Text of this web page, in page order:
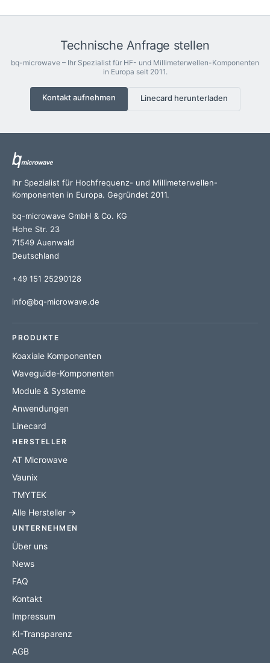
Technische Anfrage stellen
bq-microwave – Ihr Spezialist für HF- und Millimeterwellen-Komponenten
in Europa seit 2011.
Kontakt aufnehmen Linecard herunterladen
Ihr Spezialist für Hochfrequenz- und Millimeterwellen-
Komponenten in Europa. Gegründet 2011.
bq-microwave GmbH & Co. KG
Hohe Str. 23
71549 Auenwald
Deutschland
+49 151 25290128
info@bq-microwave.de
PRODUKTE
Koaxiale Komponenten
Waveguide-Komponenten
Module & Systeme
Anwendungen
Linecard
HERSTELLER
AT Microwave
Vaunix
TMYTEK
Alle Hersteller →
UNTERNEHMEN
Über uns
News
FAQ
Kontakt
Impressum
KI-Transparenz
AGB